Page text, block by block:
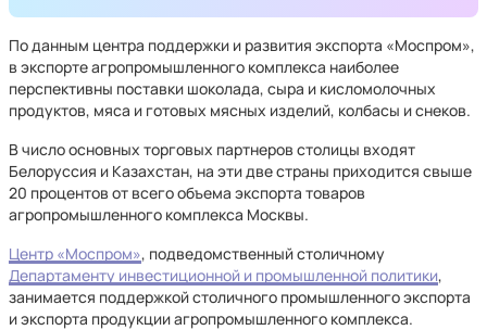
По данным центра поддержки и развития экспорта «Моспром»,
в экспорте агропромышленного комплекса наиболее
перспективны поставки шоколада, сыра и кисломолочных
продуктов, мяса и готовых мясных изделий, колбасы и снеков.
В число основных торговых партнеров столицы входят
Белоруссия и Казахстан, на эти две страны приходится свыше
20 процентов от всего объема экспорта товаров
агропромышленного комплекса Москвы.
Центр «Моспром», подведомственный столичному
Департаменту инвестиционной и промышленной политики,
занимается поддержкой столичного промышленного экспорта
и экспорта продукции агропромышленного комплекса.